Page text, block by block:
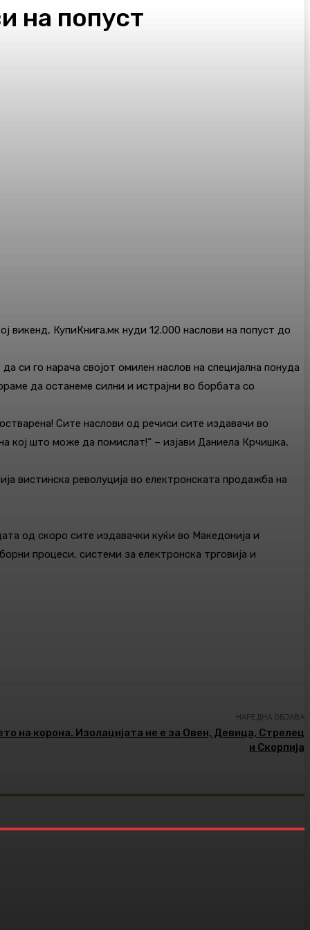
на попуст
викенд, КупиКнига.мк нуди 12.000 наслови на попуст до
си го нарача својот омилен наслов на специјална понуда
да останеме силни и истрајни во борбата со
Сите наслови од речиси сите издавачи во
кој што може да помислат!“ – изјави Даниела Крчишка,
вистинска револуција во електронската продажба на
од скоро сите издавачки куќи во Македонија и
процеси, системи за електронска трговија и
НАРЕДНА ОБЈАВА
на корона. Изолацијата не е за Овен, Девица, Стрелец
и Скорпија